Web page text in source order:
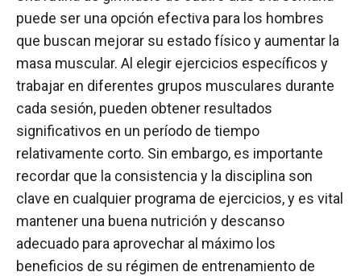
puede ser una opción efectiva para los hombres
que buscan mejorar su estado físico y aumentar la
masa muscular. Al elegir ejercicios específicos y
trabajar en diferentes grupos musculares durante
cada sesión, pueden obtener resultados
significativos en un período de tiempo
relativamente corto. Sin embargo, es importante
recordar que la consistencia y la disciplina son
clave en cualquier programa de ejercicios, y es vital
mantener una buena nutrición y descanso
adecuado para aprovechar al máximo los
beneficios de su régimen de entrenamiento de